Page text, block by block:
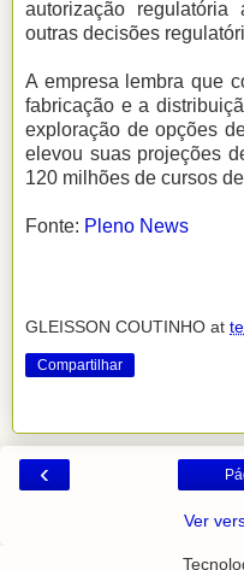
autorização
outras decisões
A empresa lembra que
fabricação e a
exploração de opções
elevou suas projeções
120 milhões de cursos
Fonte: Pleno News
GLEISSON COUTINHO at
Compartilhar
‹
Ver